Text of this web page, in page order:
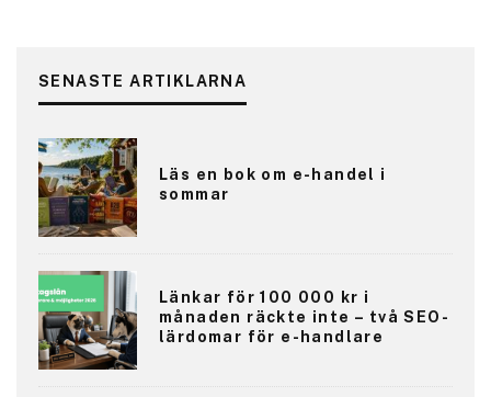
SENASTE ARTIKLARNA
Läs en bok om e-handel i
sommar
Länkar för 100 000 kr i
månaden räckte inte – två SEO-
lärdomar för e-handlare